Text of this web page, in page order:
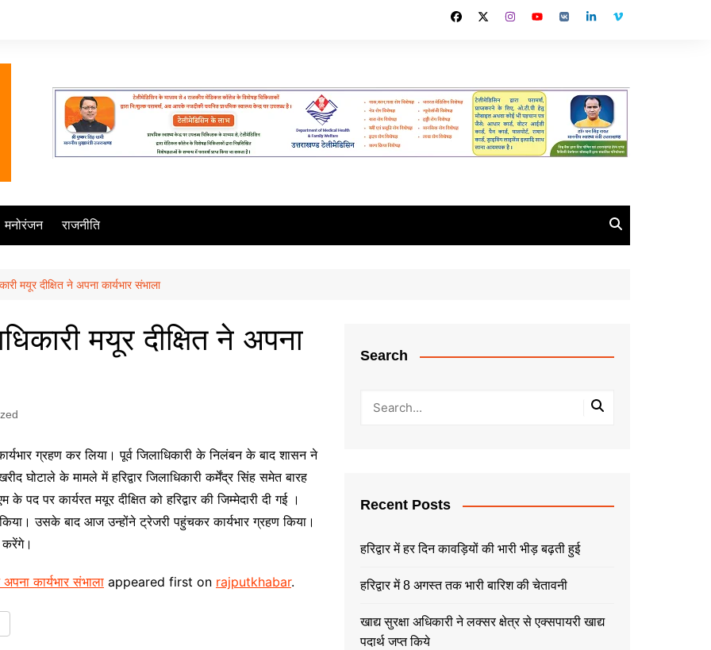
मनोरंजन राजनीति
मयूर दीक्षित ने अपना कार्यभार संभाला
मयूर दीक्षित ने अपना
ग्रहण कर लिया। पूर्व जिलाधिकारी के निलंबन के बाद शासन ने
घोटाले के मामले में हरिद्वार जिलाधिकारी कर्मेंद्र सिंह समेत बारह
पर कार्यरत मयूर दीक्षित को हरिद्वार की जिम्मेदारी दी गई ।
उसके बाद आज उन्होंने ट्रेजरी पहुंचकर कार्यभार ग्रहण किया।
करेंगे।
अपना कार्यभार संभाला appeared first on rajputkhabar.
Search
Recent Posts
हरिद्वार में हर दिन कावड़ियों की भारी भीड़ बढ़ती हुई
हरिद्वार में 8 अगस्त तक भारी बारिश की चेतावनी
खाद्य सुरक्षा अधिकारी ने लक्सर क्षेत्र से एक्सपायरी खाद्य
पदार्थ जप्त किये